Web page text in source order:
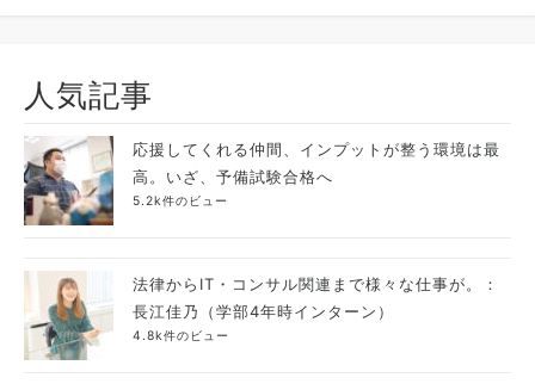
人気記事
応援してくれる仲間、インプットが整う環境は最
高。いざ、予備試験合格へ
5.2k件のビュー
法律からIT・コンサル関連まで様々な仕事が。：
長江佳乃（学部4年時インターン）
4.8k件のビュー